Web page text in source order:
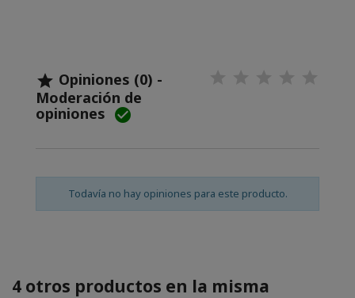
 Opiniones (0) -
Moderación de
opiniones 
Todavía no hay opiniones para este producto.
4 otros productos en la misma